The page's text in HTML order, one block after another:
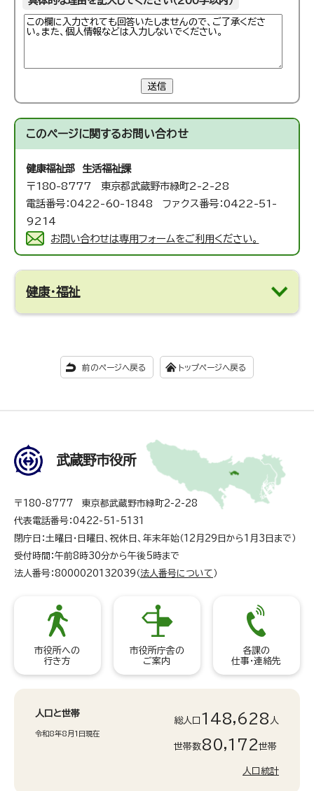
送信
このページに関するお問い合わせ
健康福祉部 生活福祉課
〒180-8777 東京都武蔵野市緑町2-2-28
電話番号：0422-60-1848 ファクス番号：0422-51-
9214
お問い合わせは専用フォームをご利用ください。
健康・福祉
前のページへ戻る トップページへ戻る
武蔵野市役所
〒180-8777 東京都武蔵野市緑町2-2-28
代表電話番号：0422-51-5131
閉庁日：土曜日・日曜日、祝休日、年末年始（12月29日から1月3日まで）
受付時間：午前8時30分から午後5時まで
法人番号：8000020132039（法人番号について ）
市役所への
行き方
市役所庁舎の
ご案内
各課の
仕事・連絡先
人口と世帯
令和8年8月1日現在
総人口 148,628 人
世帯数80,172世帯
人口統計